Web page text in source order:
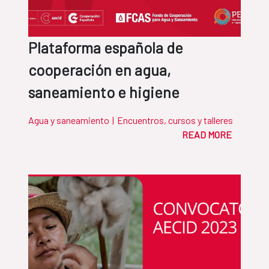
Plataforma española de
cooperación en agua,
saneamiento e higiene
Agua y saneamiento | Encuentros, cursos y talleres
READ MORE